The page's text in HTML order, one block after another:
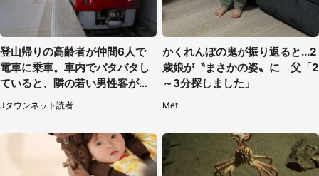
登山帰りの高齢者が仲間6人で
電車に乗車。車内でバタバタし
ていると、隣の若い男性客が
（神奈川県・70代女性）
Jタウンネット読者
かくれんぼの鬼が振り返ると...2
歳娘が〝まさかの姿〟に 父「2
～3分探しました」
Met